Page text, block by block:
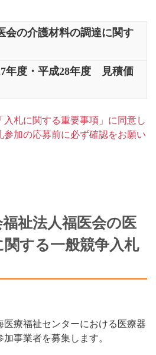
会の介護材料の調達に関す
年度・平成28年度 見積価
札に関する重要事項」に同意し
参加の応募前に必ず確認をお願い
福祉法人福医会の医
する一般競争入札
療福祉センターにおける医療器
事業者を募集します。